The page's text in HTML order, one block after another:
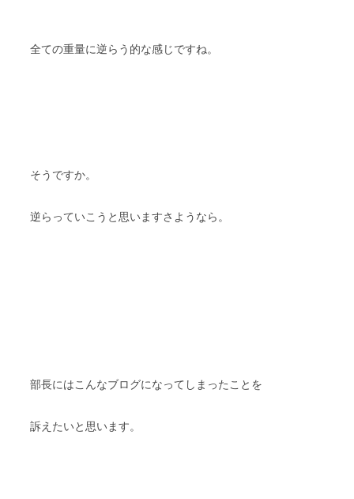
全ての重量に逆らう的な感じですね。
そうですか。
逆らっていこうと思いますさようなら。
部長にはこんなブログになってしまったことを
訴えたいと思います。